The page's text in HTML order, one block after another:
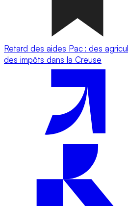
Retard des aides Pac : des
des impôts dans la Creuse